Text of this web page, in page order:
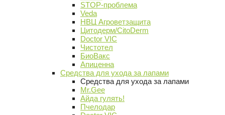
STOP-проблема
Veda
НВЦ Агроветзащита
Цитодерм/CitoDerm
Doctor VIC
Чистотел
БиоВакс
Апиценна
Средства для ухода за лапами
Средства для ухода за лапами
Mr.Gee
Айда гулять!
Пчелодар